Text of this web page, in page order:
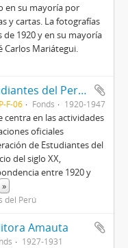
en su mayoría por
y cartas. La fotografías
1920 y en su mayoría
Carlos Mariátegui.
Federación de Estudiantes del Perú (Fondo)
F-06 Fonds 1920-1947
centra en las actividades
oficiales
de Estudiantes del
del siglo XX,
entre 1920 y
»
del Perú
Amauta
1927-1931